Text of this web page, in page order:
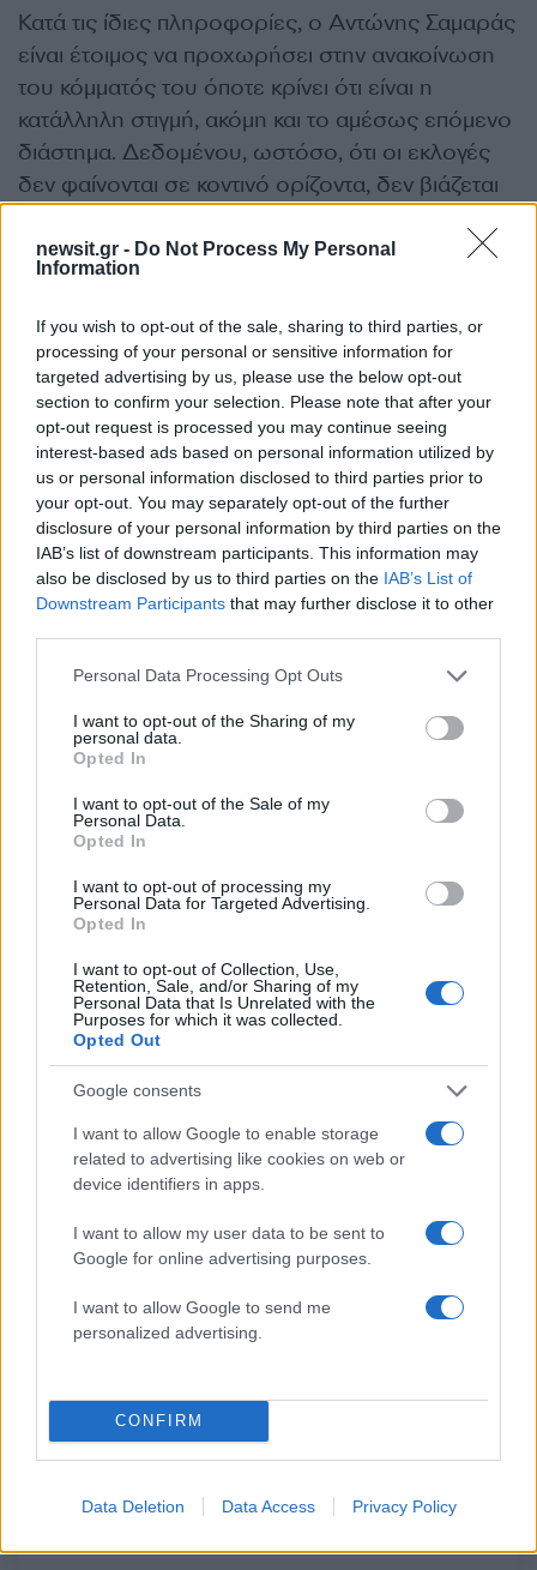
newsit.gr - Do Not Process My Personal
Information
If you wish to opt-out of the sale, sharing to third parties, or
processing of your personal or sensitive information for
targeted advertising by us, please use the below opt-out
section to confirm your selection. Please note that after your
opt-out request is processed you may continue seeing
interest-based ads based on personal information utilized by
us or personal information disclosed to third parties prior to
your opt-out. You may separately opt-out of the further
disclosure of your personal information by third parties on the
IAB’s list of downstream participants. This information may
also be disclosed by us to third parties on the IAB’s List of
Downstream Participants that may further disclose it to other
Please note that this website/app uses one or more Google
not limited to your visit or usage behaviour. You may click to
grant or deny consent to Google and its third-party tags to
use your data for below specified purposes in below Google
consent section.
Personal Data Processing Opt Outs
I want to opt-out of the Sharing of my
personal data.
Opted In
I want to opt-out of the Sale of my
Personal Data.
Opted In
I want to opt-out of processing my
Personal Data for Targeted Advertising.
Opted In
I want to opt-out of Collection, Use,
Retention, Sale, and/or Sharing of my
Personal Data that Is Unrelated with the
Purposes for which it was collected.
Opted Out
Google consents
I want to allow Google to enable storage
related to advertising like cookies on web or
device identifiers in apps.
I want to allow my user data to be sent to
Google for online advertising purposes.
I want to allow Google to send me
personalized advertising.
CONFIRM
Data Deletion Data Access Privacy Policy
Κατά τις ίδιες πληροφορίες, ο Αντώνης Σαμαράς
είναι έτοιμος να προχωρήσει στην ανακοίνωση
του κόμματός του όποτε κρίνει ότι είναι η
κατάλληλη στιγμή, ακόμη και το αμέσως επόμενο
διάστημα. Δεδομένου, ωστόσο, ότι οι εκλογές
δεν φαίνονται σε κοντινό ορίζοντα, δεν βιάζεται
ΔΙΑΦΗΜΙΣΗ
Σχόλια
Κλειστό μέχρι νεοτέρας το
beach bar στην Πάρο όπου
πνίγηκε ο 4χρονος –
που είχε δηλωθεί ως
ναυαγοσώστης
Εκρηκτικό κοκτέιλ
40άρια και 8 μποφόρ
άνεμοι τις επόμενες